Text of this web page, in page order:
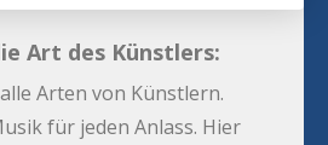
Art des Künstlers:
Arten von Künstlern.
für jeden Anlass. Hier